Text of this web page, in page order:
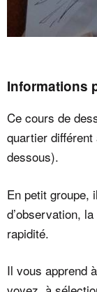
Informations
Ce cours de
quartier
dessous).
En petit groupe,
d’observation,
rapidité.
Il vous apprend